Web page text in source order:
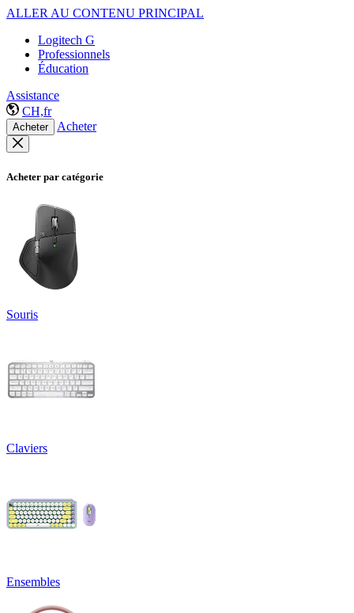
ALLER AU CONTENU PRINCIPAL
Logitech G
Professionnels
Éducation
Assistance
CH,fr
Acheter Acheter
Acheter par catégorie
Souris
Claviers
Ensembles